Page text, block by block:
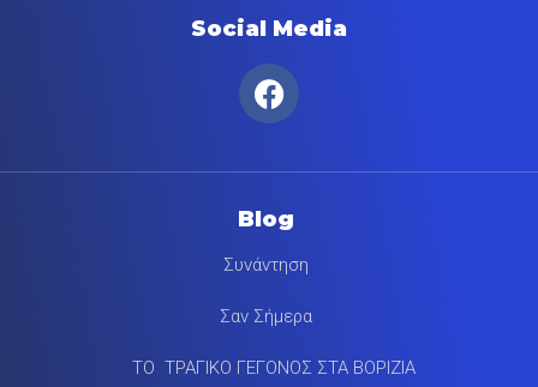
Social Media
Blog
Συνάντηση
Σαν Σήμερα
ΤΟ ΤΡΑΓΙΚΟ ΓΕΓΟΝΟΣ ΣΤΑ ΒΟΡΙΖΙΑ